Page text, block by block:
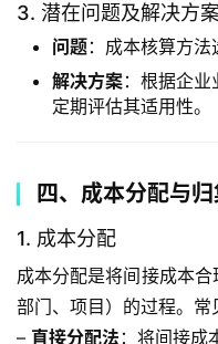
3. 潜在问题及解决方案
问题：成本核算方法
解决方案：根据企
定期评估其适用性。
四、成本分配与
1. 成本分配
成本分配是将间接成本合
部门、项目）的过程。常
– 直接分配法 ：将间接成